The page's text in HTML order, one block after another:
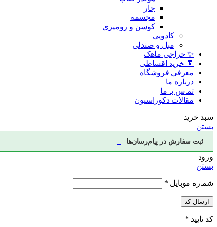
جار
مجسمه
کوسن و رومیزی
کادویی
مبل و صندلی
✨ حراجی ماهک
🧾 خرید اقساطی
معرفی فروشگاه
درباره ما
تماس با ما
مقالات دکوراسیون
سبد خرید
بستن
ثبت سفارش در پیام‌رسان‌ها
ورود
بستن
شماره موبایل *
ارسال کد
کد تایید *